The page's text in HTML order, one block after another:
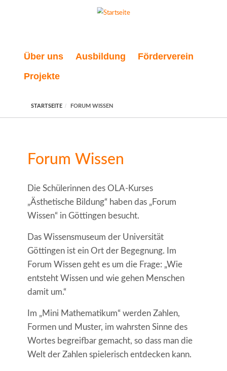
Über uns Ausbildung
Förderverein
Projekte
STARTSEITE FORUM WISSEN
Forum Wissen
Die Schülerinnen des OLA-Kurses
„Ästhetische Bildung“ haben das „Forum
Wissen“ in Göttingen besucht.
Das Wissensmuseum der Universität
Göttingen ist ein Ort der Begegnung. Im
Forum Wissen geht es um die Frage: „Wie
entsteht Wissen und wie gehen Menschen
damit um.“
Im „Mini Mathematikum“ werden Zahlen,
Formen und Muster, im wahrsten Sinne des
Wortes begreifbar gemacht, so dass man die
Welt der Zahlen spielerisch entdecken kann.